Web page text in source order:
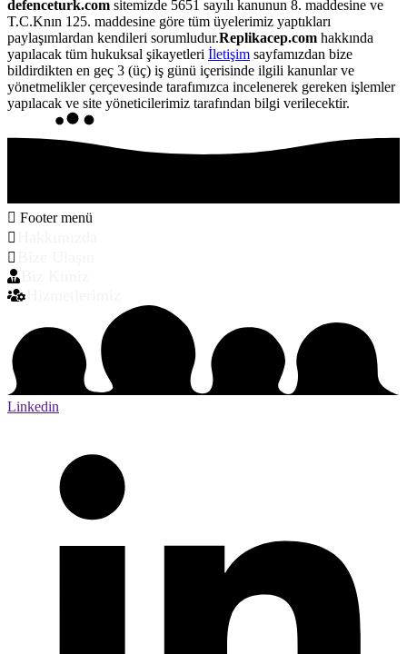
defenceturk.com sitemizde 5651 sayılı kanunun 8. maddesine ve
T.C.Knın 125. maddesine göre tüm üyelerimiz yaptıkları
paylaşımlardan kendileri sorumludur.Replikacep.com hakkında
yapılacak tüm hukuksal şikayetleri İletişim sayfamızdan bize
bildirdikten en geç 3 (üç) iş günü içerisinde ilgili kanunlar ve
yönetmelikler çerçevesinde tarafımızca incelenerek gereken işlemler
yapılacak ve site yöneticilerimiz tarafından bilgi verilecektir.
Footer menü
Linkedin